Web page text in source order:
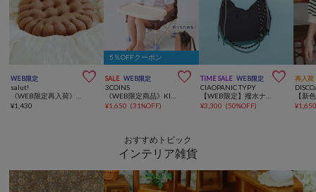
WEB限定 
salut!
¥1,430
5％OFFクーポン
SALE WEB限定 
3COINS
¥1,650 (31%OFF)
TIME SALE WEB限定 
CIAOPANIC TYPY
¥3,300 (50%OFF)
再入荷
¥
おすすめトピック
インテリア雑貨